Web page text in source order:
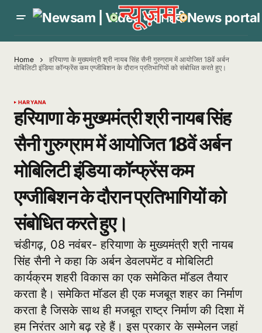
Home
हरियाणा के मुख्यमंत्री श्री नायब सिंह सैनी गुरुग्राम में आयोजित 18वें अर्बन
मोबिलिटी इंडिया कॉन्फ्रेंस कम एग्जीबिशन के दौरान प्रतिभागियों को संबोधित करते हुए।
HARYANA
हरियाणा के मुख्यमंत्री श्री नायब सिंह
सैनी गुरुग्राम में आयोजित 18वें अर्बन
मोबिलिटी इंडिया कॉन्फ्रेंस कम
एग्जीबिशन के दौरान प्रतिभागियों को
संबोधित करते हुए।
चंडीगढ़, 08 नवंबर- हरियाणा के मुख्यमंत्री श्री नायब
सिंह सैनी ने कहा कि अर्बन डेवलपमेंट व मोबिलिटी
कार्यक्रम शहरी विकास का एक समेकित मॉडल तैयार
करता है। समेकित मॉडल ही एक मजबूत शहर का निर्माण
करता है जिसके साथ ही मजबूत राष्ट्र निर्माण की दिशा में
हम निरंतर आगे बढ़ रहे हैं। इस प्रकार के सम्मेलन जहां